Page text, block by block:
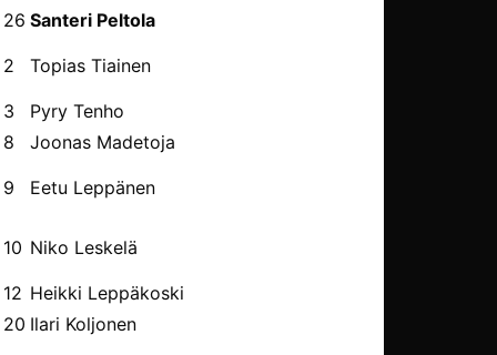
26 Santeri Peltola
2 Topias Tiainen
3
Pyry Tenho
8
Joonas Madetoja
9 Eetu Leppänen
10 Niko Leskelä
12 Heikki Leppäkoski
20 Ilari Koljonen